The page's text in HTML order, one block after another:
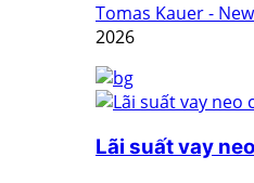
Tomas Kauer -
2026
Lãi suất vay